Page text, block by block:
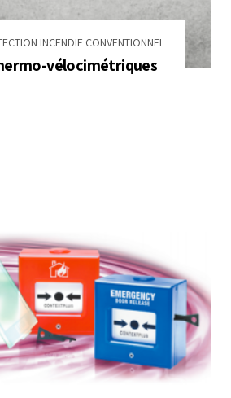
INCENDIE CONVENTIONNEL
vélocimétriques